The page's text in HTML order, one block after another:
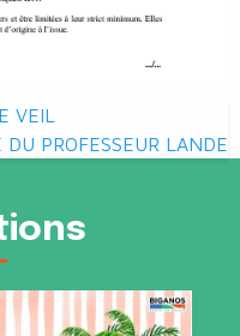
VEIL
PROFESSEUR LANDE